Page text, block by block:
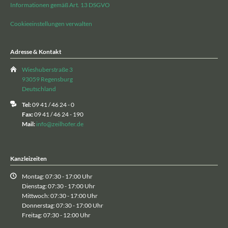
Informationen gemäß Art. 13 DSGVO
Cookieeinstellungen verwalten
Adresse & Kontakt
Wieshuberstraße 3
93059 Regensburg
Deutschland
Tel:09 41 / 46 24 - 0
Fax:09 41 / 46 24 - 190
Mail: info@zeilhofer.de
Kanzleizeiten
Montag: 07:30 - 17:00 Uhr
Dienstag: 07:30 - 17:00 Uhr
Mittwoch: 07:30 - 17:00 Uhr
Donnerstag: 07:30 - 17:00 Uhr
Freitag: 07:30 - 12:00 Uhr